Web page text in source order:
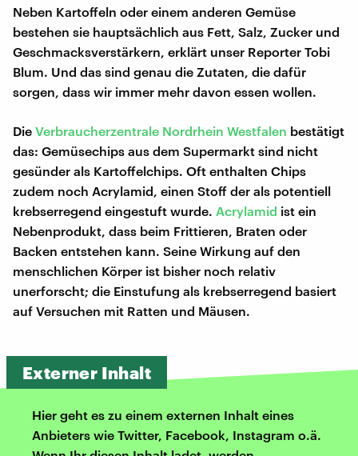
Neben Kartoffeln oder einem anderen Gemüse
bestehen sie hauptsächlich aus Fett, Salz, Zucker und
Geschmacksverstärkern, erklärt unser Reporter Tobi
Blum. Und das sind genau die Zutaten, die dafür
sorgen, dass wir immer mehr davon essen wollen.
Die Verbraucherzentrale Nordrhein Westfalen bestätigt
das: Gemüsechips aus dem Supermarkt sind nicht
gesünder als Kartoffelchips. Oft enthalten Chips
zudem noch Acrylamid, einen Stoff der als potentiell
krebserregend eingestuft wurde. Acrylamid ist ein
Nebenprodukt, dass beim Frittieren, Braten oder
Backen entstehen kann. Seine Wirkung auf den
menschlichen Körper ist bisher noch relativ
unerforscht; die Einstufung als krebserregend basiert
auf Versuchen mit Ratten und Mäusen.
Externer Inhalt
Hier geht es zu einem externen Inhalt eines
Anbieters wie Twitter, Facebook, Instagram o.ä.